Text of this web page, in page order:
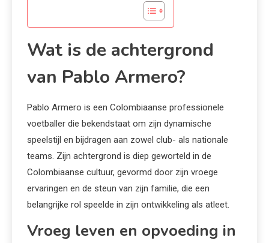
Wat is de achtergrond
van Pablo Armero?
Pablo Armero is een Colombiaanse professionele
voetballer die bekendstaat om zijn dynamische
speelstijl en bijdragen aan zowel club- als nationale
teams. Zijn achtergrond is diep geworteld in de
Colombiaanse cultuur, gevormd door zijn vroege
ervaringen en de steun van zijn familie, die een
belangrijke rol speelde in zijn ontwikkeling als atleet.
Vroeg leven en opvoeding in